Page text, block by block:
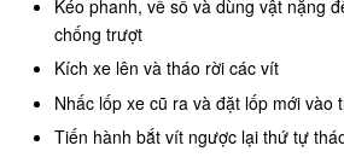
Kéo phanh, về số và dùng vật nặng
chống trượt
Kích xe lên và tháo rời các vít
Nhấc lốp xe cũ ra và đặt lốp mới vào
Tiến hành bắt vít ngược lại thứ tự